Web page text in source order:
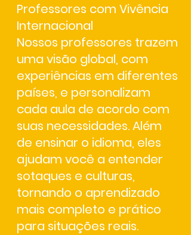
Professores com Vivência
Internacional
Nossos professores trazem
uma visão global, com
experiências em diferentes
países, e personalizam
cada aula de acordo com
suas necessidades. Além
de ensinar o idioma, eles
ajudam você a entender
sotaques e culturas,
tornando o aprendizado
mais completo e prático
para situações reais.